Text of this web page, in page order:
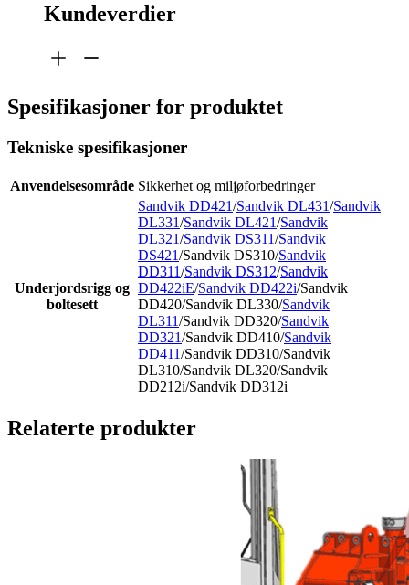
Kundeverdier
Spesifikasjoner for produktet
Tekniske spesifikasjoner
Anvendelsesområde Sikkerhet og miljøforbedringer
Underjordsrigg og
boltesett
Sandvik DD421/Sandvik DL431/Sandvik
DL331/Sandvik DL421/Sandvik
DL321/Sandvik DS311/Sandvik
DS421/Sandvik DS310/Sandvik
DD311/Sandvik DS312/Sandvik
DD422iE/Sandvik DD422i/Sandvik
DD420/Sandvik DL330/Sandvik
DL311/Sandvik DD320/Sandvik
DD321/Sandvik DD410/Sandvik
DD411/Sandvik DD310/Sandvik
DL310/Sandvik DL320/Sandvik
DD212i/Sandvik DD312i
Relaterte produkter